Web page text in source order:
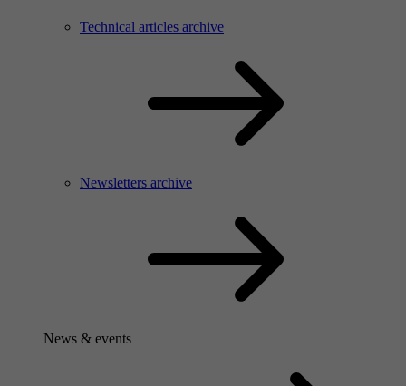
Technical articles archive
Newsletters archive
News & events